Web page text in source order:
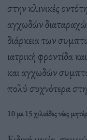
στην κλινικές
αγχωδών
διάρκεια των
ιατρική φροντίδα
και αγχωδών
πολύ συχνότερα
10 με 15 χιλιάδες νέες